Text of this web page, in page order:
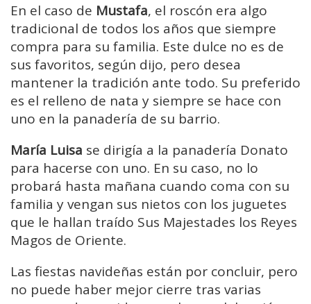
En el caso de Mustafa, el roscón era algo
tradicional de todos los años que siempre
compra para su familia. Este dulce no es de
sus favoritos, según dijo, pero desea
mantener la tradición ante todo. Su preferido
es el relleno de nata y siempre se hace con
uno en la panadería de su barrio.
María Luisa se dirigía a la panadería Donato
para hacerse con uno. En su caso, no lo
probará hasta mañana cuando coma con su
familia y vengan sus nietos con los juguetes
que le hallan traído Sus Majestades los Reyes
Magos de Oriente.
Las fiestas navideñas están por concluir, pero
no puede haber mejor cierre tras varias